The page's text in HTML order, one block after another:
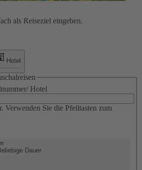
als Reiseziel eingeben.
Hotel
Hotel
Verwenden Sie die Pfeiltasten zum
Dauer